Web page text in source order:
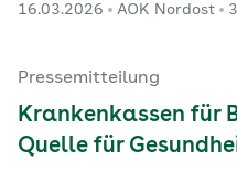
16.03.2026 AOK Nordost
Pressemitteilung
Krankenkassen für
Quelle für